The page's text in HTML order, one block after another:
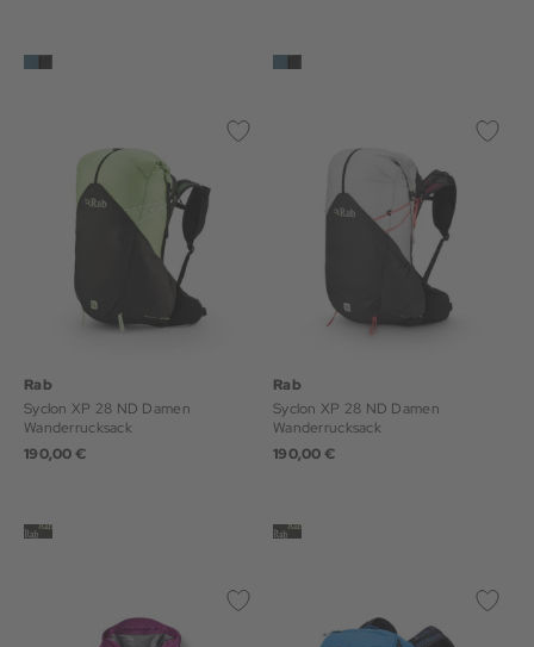
Rab
Syclon XP 28 ND Damen
Wanderrucksack
190,00 €
Rab
Syclon XP 28 ND Damen
Wanderrucksack
190,00 €